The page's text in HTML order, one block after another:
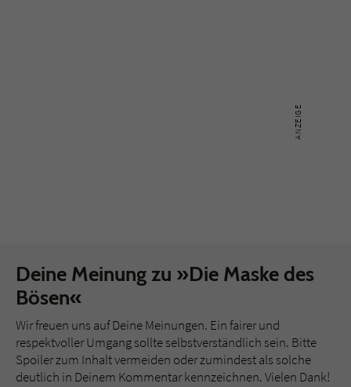
Deine Meinung zu »Die Maske des
Bösen«
Wir freuen uns auf Deine Meinungen. Ein fairer und
respektvoller Umgang sollte selbstverständlich sein. Bitte
Spoiler zum Inhalt vermeiden oder zumindest als solche
deutlich in Deinem Kommentar kennzeichnen. Vielen Dank!